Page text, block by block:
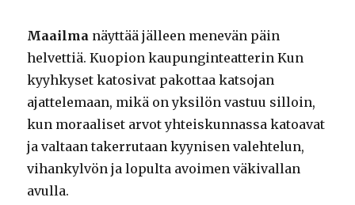
Maailma näyttää jälleen menevän päin
helvettiä. Kuopion kaupunginteatterin Kun
kyyhkyset katosivat pakottaa katsojan
ajattelemaan, mikä on yksilön vastuu silloin,
kun moraaliset arvot yhteiskunnassa katoavat
ja valtaan takerrutaan kyynisen valehtelun,
vihankylvön ja lopulta avoimen väkivallan
avulla.